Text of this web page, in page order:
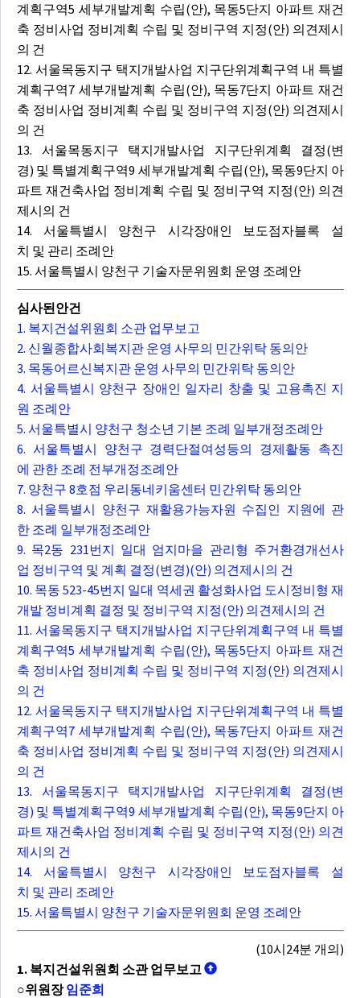
계획구역5 세부개발계획 수립(안), 목동5단지 아파트 재건
축 정비사업 정비계획 수립 및 정비구역 지정(안) 의견제시
의 건
12. 서울목동지구 택지개발사업 지구단위계획구역 내 특별
계획구역7 세부개발계획 수립(안), 목동7단지 아파트 재건
축 정비사업 정비계획 수립 및 정비구역 지정(안) 의견제시
의 건
13. 서울목동지구 택지개발사업 지구단위계획 결정(변
경) 및 특별계획구역9 세부개발계획 수립(안), 목동9단지 아
파트 재건축사업 정비계획 수립 및 정비구역 지정(안) 의견
제시의 건
14. 서울특별시 양천구 시각장애인 보도점자블록 설
치 및 관리 조례안
15. 서울특별시 양천구 기술자문위원회 운영 조례안
심사된안건
1. 복지건설위원회 소관 업무보고
2. 신월종합사회복지관 운영 사무의 민간위탁 동의안
3. 목동어르신복지관 운영 사무의 민간위탁 동의안
4. 서울특별시 양천구 장애인 일자리 창출 및 고용촉진 지
원 조례안
5. 서울특별시 양천구 청소년 기본 조례 일부개정조례안
6. 서울특별시 양천구 경력단절여성등의 경제활동 촉진
에 관한 조례 전부개정조례안
7. 양천구 8호점 우리동네키움센터 민간위탁 동의안
8. 서울특별시 양천구 재활용가능자원 수집인 지원에 관
한 조례 일부개정조례안
9. 목2동 231번지 일대 엄지마을 관리형 주거환경개선사
업 정비구역 및 계획 결정(변경)(안) 의견제시의 건
10. 목동 523-45번지 일대 역세권 활성화사업 도시정비형 재
개발 정비계획 결정 및 정비구역 지정(안) 의견제시의 건
11. 서울목동지구 택지개발사업 지구단위계획구역 내 특별
계획구역5 세부개발계획 수립(안), 목동5단지 아파트 재건
축 정비사업 정비계획 수립 및 정비구역 지정(안) 의견제시
의 건
12. 서울목동지구 택지개발사업 지구단위계획구역 내 특별
계획구역7 세부개발계획 수립(안), 목동7단지 아파트 재건
축 정비사업 정비계획 수립 및 정비구역 지정(안) 의견제시
의 건
13. 서울목동지구 택지개발사업 지구단위계획 결정(변
경) 및 특별계획구역9 세부개발계획 수립(안), 목동9단지 아
파트 재건축사업 정비계획 수립 및 정비구역 지정(안) 의견
제시의 건
14. 서울특별시 양천구 시각장애인 보도점자블록 설
치 및 관리 조례안
15. 서울특별시 양천구 기술자문위원회 운영 조례안
(10시24분 개의)
1. 복지건설위원회 소관 업무보고
○위원장임준희